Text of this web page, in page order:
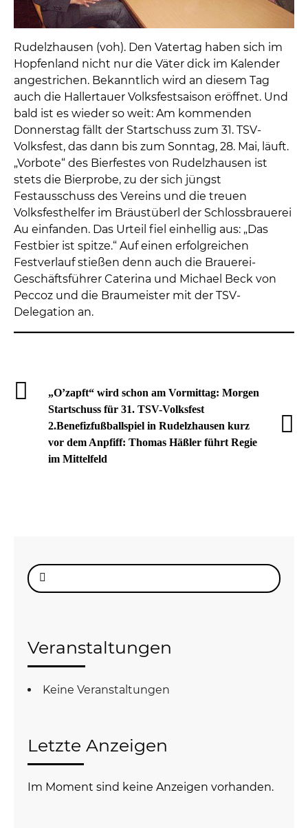
Rudelzhausen (voh). Den Vatertag haben sich im
Hopfenland nicht nur die Väter dick im Kalender
angestrichen. Bekanntlich wird an diesem Tag
auch die Hallertauer Volksfestsaison eröffnet. Und
bald ist es wieder so weit: Am kommenden
Donnerstag fällt der Startschuss zum 31. TSV-
Volksfest, das dann bis zum Sonntag, 28. Mai, läuft.
„Vorbote“ des Bierfestes von Rudelzhausen ist
stets die Bierprobe, zu der sich jüngst
Festausschuss des Vereins und die treuen
Volksfesthelfer im Bräustüberl der Schlossbrauerei
Au einfanden. Das Urteil fiel einhellig aus: „Das
Festbier ist spitze.“ Auf einen erfolgreichen
Festverlauf stießen denn auch die Brauerei-
Geschäftsführer Caterina und Michael Beck von
Peccoz und die Braumeister mit der TSV-
Delegation an.
„O’zapft“ wird schon am Vormittag: Morgen
Startschuss für 31. TSV-Volksfest
2.Benefizfußballspiel in Rudelzhausen kurz
vor dem Anpfiff: Thomas Häßler führt Regie
im Mittelfeld
Suche
nach:
Veranstaltungen
Keine Veranstaltungen
Letzte Anzeigen
Im Moment sind keine Anzeigen vorhanden.